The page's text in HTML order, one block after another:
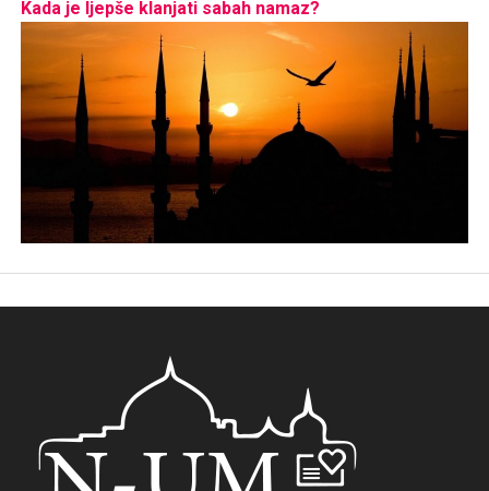
Kada je ljepše klanjati sabah namaz?